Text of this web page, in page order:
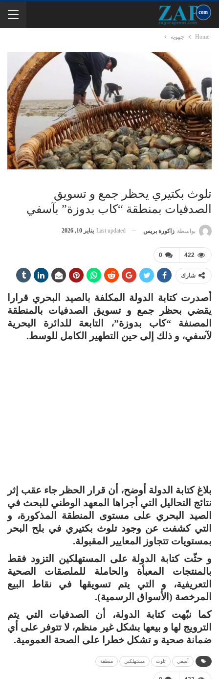
Home جهوية
تلوث بكتيري يحظر جمع و تسويق
الصدفيات بمنطقة “كاب بدوزة” بآسفي
بواسطة زاكورة بريس Last updated يناير 10, 2026
0 422
شارك
أصدرت كتابة الدولة المكلفة بالصيد البحري قرارا
يقضي بحظر جمع و تسويق الصدفيات بالمنطقة
المصنفة “كاب بدوزة”، التابعة للدائرة البحرية
لآسفي، و ذلك إلى حين التطهير الكامل للوسط.
بلاغ كتابة الدولة أوضح، أن قرار الحظر جاء عقب إثر
نتائج التحاليل التي أجراها المعهد الوطني للبحث في
الصيد البحري على مستوى المنطقة المذكورة، و
التي كشفت عن وجود تلوث بكتيري في بلح البحر
بمستويات تتجاوز المعايير المقبولة.
و حثّت كتابة الدولة على المستهلكين التزود فقط
بالمنتجات المعبأة والحاملة للملصقات الصحية
التعريفية، و التي يتم تسويقها في نقاط البيع
المرخصة (الأسواق الرسمية).
كما نبّهت كتابة الدولة، أن الصدفيات التي يتم
الترويج لها و بيعها بشكل غير منظم، لا تتوفر على أي
ضمانة صحية و تشكل خطرا على الصحة العمومية.
آسفي تلوث مستهلكين منطقة